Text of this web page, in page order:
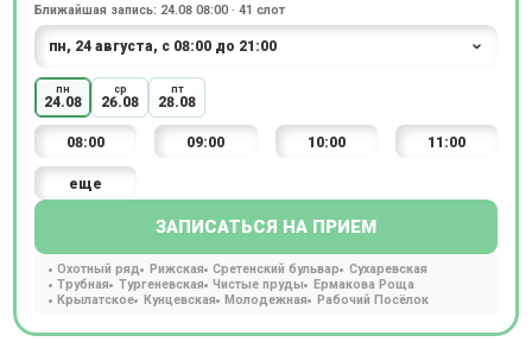
Ближайшая запись: 24.08 08:00 · 41 слот
пн
24.08
ср
26.08
пт
28.08
08:00 09:00 10:00 11:00
еще
ЗАПИСАТЬСЯ НА ПРИЕМ
Охотный ряд Рижская Сретенский бульвар
Сухаревская
Трубная
Тургеневская Чистые пруды
Ермакова Роща
Крылатское
Кунцевская Молодежная Рабочий Посёлок